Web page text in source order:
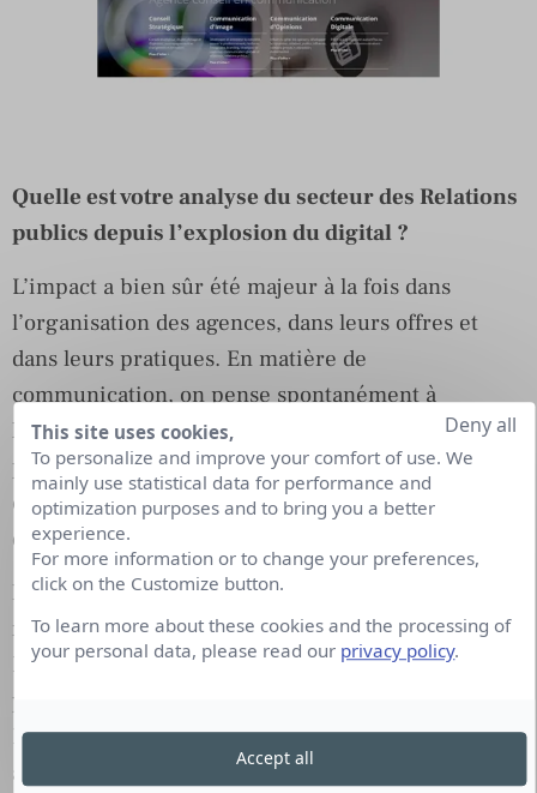
Quelle est votre analyse du secteur des Relations
publics depuis l’explosion du digital ?
L’impact a bien sûr été majeur à la fois dans
l’organisation des agences, dans leurs offres et
dans leurs pratiques. En matière de
communication, on pense spontanément à
l’existence de nouveaux outils (supports,
plateformes, interfaces, réseaux sociaux…) qui
constituent autant de nouveaux canaux de
diffusion.
Mais ce sont fondamentalement les modes de
relation avec les différents publics qui ont changé.
Désormais les publics sont multiples, connectés et
peuvent même devenir des médias à part entière.
Les entreprises et les organisations ne sont plus
ainsi les propriétaires de l’essentiel des
This site uses cookies,
To personalize and improve your comfort of use. We
mainly use statistical data for performance and
optimization purposes and to bring you a better
experience.
For more information or to change your preferences,
click on the Customize button.
To learn more about these cookies and the processing of
your personal data, please read our privacy policy.
Deny all
Accept all